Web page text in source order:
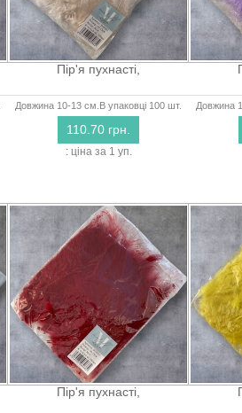
Пір'я пухнасті,
Довжина 10-13 см.В упаковці 100 шт.
110.70 грн.
: ціна за 1 уп.
Довжина
Пір'я пухнасті,